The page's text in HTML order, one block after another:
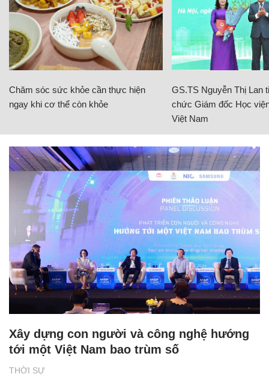
Chăm sóc sức khỏe cần thực hiện
ngay khi cơ thể còn khỏe
GS.TS Nguyễn Thị Lan
chức Giám đốc Học
Việt Nam
THỜI SỰ
Xây dựng con người và công nghệ hướng
tới một Việt Nam bao trùm số